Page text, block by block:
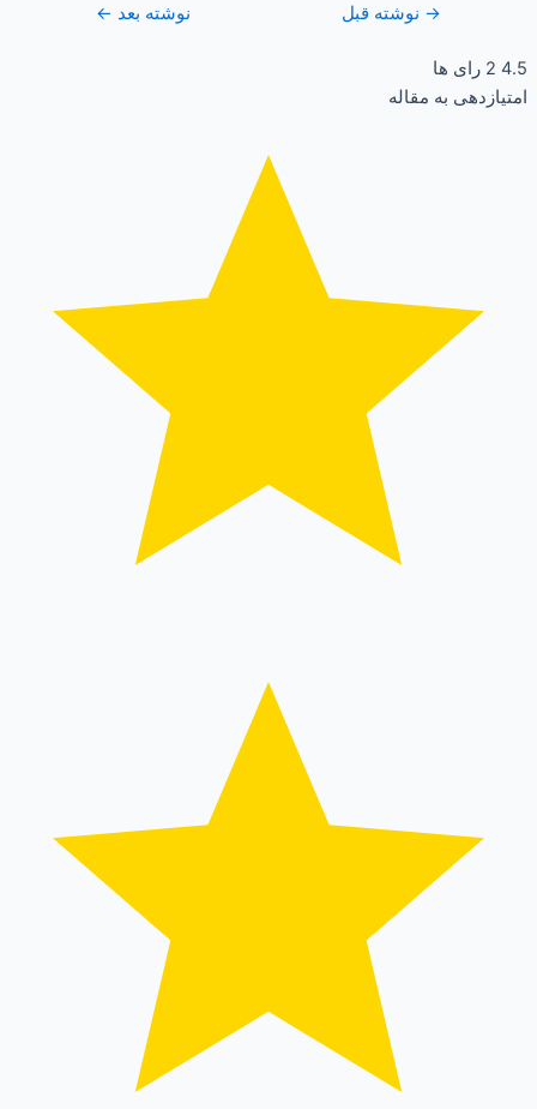
→ نوشته قبل نوشته بعد ←
4.5
2 رای ها
امتیازدهی به مقاله